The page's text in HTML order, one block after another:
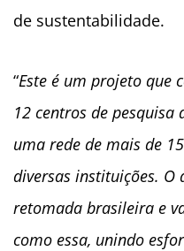
de sustentabilidade.
“Este é um projeto que
12 centros de pesquisa
uma rede de mais de
diversas instituições.
retomada brasileira e
como essa, unindo